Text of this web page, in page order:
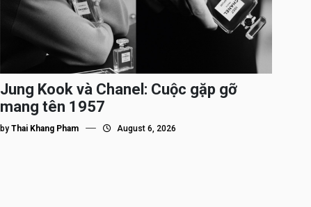
Jung Kook và Chanel: Cuộc gặp gỡ
mang tên 1957
byThai Khang Pham August 6, 2026